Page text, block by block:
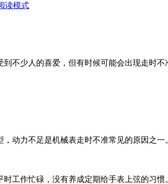
读模式
不少人的喜爱，但有时候可能会出现走时
动力不足是机械表走时不准常见的原因之
工作忙碌，没有养成定期给手表上弦的习